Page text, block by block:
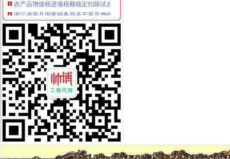
浙江省平县国家税务局关于平县增值税一般纳税人征收类别核定办
深圳市国家税务局关于公布部分行业农产品增值税进项税额核定扣除标
农产品增值税进项税额核定扣除试点实施办法_互动百科
东营市国家税务局关于调整部分增值税防伪税控系统高开票限额核定
关于在部分行业试行农产品增值税进项税额核定扣除办法的通知-搜狐
部分行业试行农产品增值税进项税额核定扣除办法-财经频道-金融界
[转载]农产品增值税进项税额扣除标准应履行核定程序_海上日出star_
广西壮族自区国家税务局关于在羽绒加工行业试行农产品增值税进项
土地增值税核定征收的要求-法律快车税法
陕西国税解读农产品增值税进项税核定扣除办法-税务频道-和讯网
税额核定制度较为广泛地应用于增值税、营业税、所得税的征收.（）-
海南省地方税务局关于调整房地产开发项目土地增值税核定征收办法的
《海南省地方税务局关于调整房地产开发项目土地增值税核定征收办法
北京市地方税务局关于土地增值税核定扣除项目金额标准有关问题的通
宁夏回族自区土地增值税核定征收管理办法（试行）-宁夏回族自